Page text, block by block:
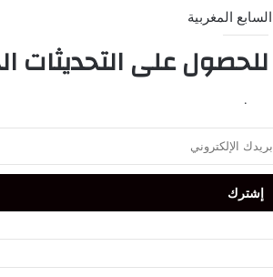
المغربية
على التحديثات
.